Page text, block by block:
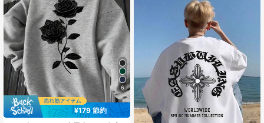
6
¥179 節約
長さが標準で、機械洗濯が可能